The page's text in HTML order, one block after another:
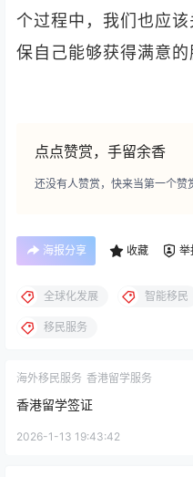
个过程中，我们也应
保自己能够获得满意的
点点赞赏，手留余香
还没有人赞赏，快来当第一个赞
海报分享 收藏 举
全球化发展 智能移民
移民服务
海外移民服务 香港留学服务
香港留学签证
2026-1-13 19:43:42